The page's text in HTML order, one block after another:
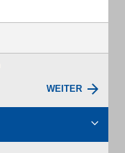
WEITER